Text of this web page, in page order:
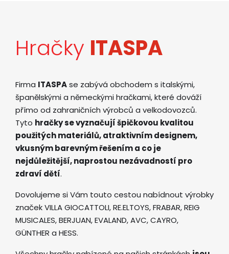
Hračky ITASPA
Firma ITASPAse zabývá obchodem s italskými,
španělskými a německými hračkami, které dováží
přímo od zahraničních výrobců a velkodovozců.
Tyto hračky se vyznačují špičkovou kvalitou
použitých materiálů, atraktivním designem,
vkusným barevným řešením a co je
nejdůležitější, naprostou nezávadností pro
zdraví dětí.
Dovolujeme si Vám touto cestou nabídnout výrobky
značek VILLA GIOCATTOLI, RE.ELTOYS, FRABAR, REIG
MUSICALES, BERJUAN, EVALAND, AVC, CAYRO,
GÜNTHER a HESS.